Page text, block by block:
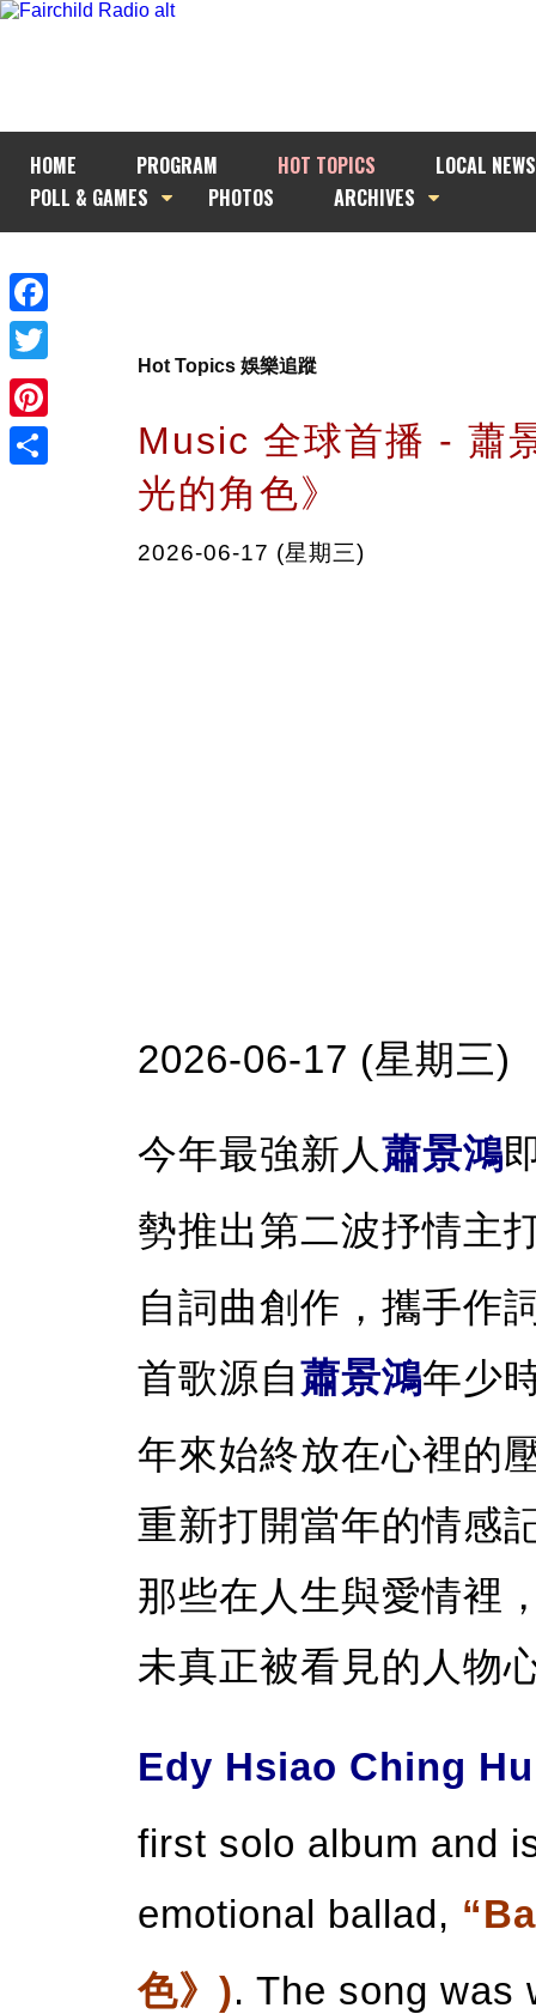
HOME PROGRAM HOT TOPICS
LOCAL NEWS
POLL & GAMES
PHOTOS ARCHIVES
Facebook
Twitter
Pinterest
Hot Topics 娛樂追蹤
Music 全球首播 - 蕭
光的角色》
2026-06-17 (星期三)
2026-06-17 (星期三)
今年最強新人蕭景鴻
勢推出第二波抒情主
自詞曲創作，攜手作
首歌源自蕭景鴻年少
年來始終放在心裡的
重新打開當年的情感
那些在人生與愛情裡
未真正被看見的人物
Edy Hsiao Ching
first solo album and
emotional ballad,
色》). The song was